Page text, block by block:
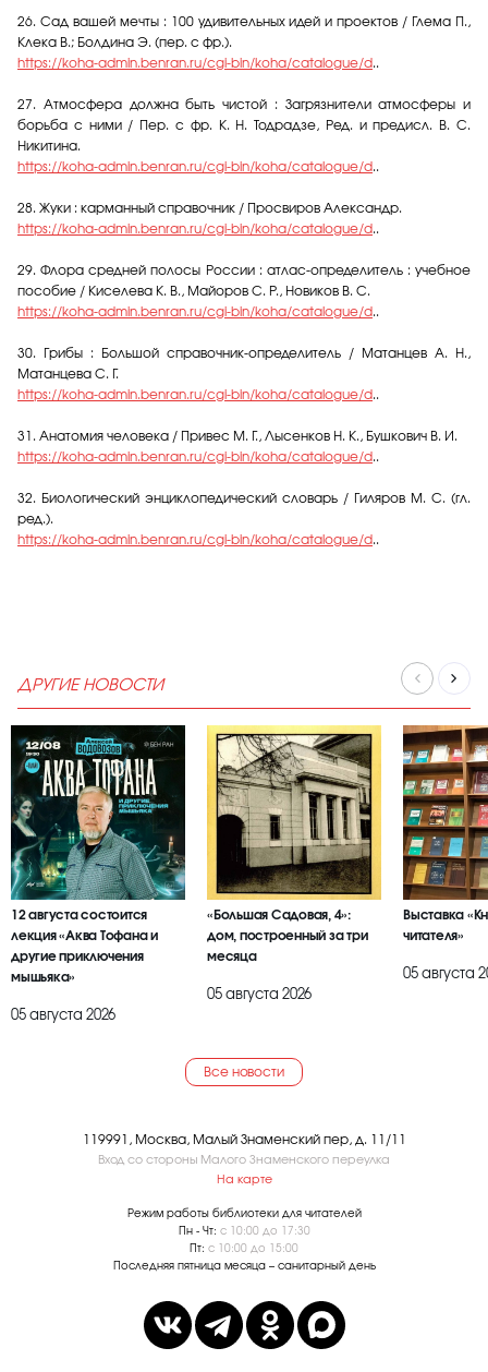
26. Сад вашей мечты : 100 удивительных идей и проектов / Глема П.,
Клека В.; Болдина Э. (пер. с фр.).
https://koha-admin.benran.ru/cgi-bin/koha/catalogue/d..
27. Атмосфера должна быть чистой : Загрязнители атмосферы и
борьба с ними / Пер. с фр. К. Н. Тодрадзе, Ред. и предисл. В. С.
Никитина.
https://koha-admin.benran.ru/cgi-bin/koha/catalogue/d..
28. Жуки : карманный справочник / Просвиров Александр.
https://koha-admin.benran.ru/cgi-bin/koha/catalogue/d..
29. Флора средней полосы России : атлас-определитель : учебное
пособие / Киселева К. В., Майоров С. Р., Новиков В. С.
https://koha-admin.benran.ru/cgi-bin/koha/catalogue/d..
30. Грибы : Большой справочник-определитель / Матанцев А. Н.,
Матанцева С. Г.
https://koha-admin.benran.ru/cgi-bin/koha/catalogue/d..
31. Анатомия человека / Привес М. Г., Лысенков Н. К., Бушкович В. И.
https://koha-admin.benran.ru/cgi-bin/koha/catalogue/d..
32. Биологический энциклопедический словарь / Гиляров М. С. (гл.
ред.).
https://koha-admin.benran.ru/cgi-bin/koha/catalogue/d..
ДРУГИЕ НОВОСТИ
12 августа состоится
лекция «Аква Тофана и
другие приключения
мышьяка»
05 августа 2026
«Большая Садовая, 4»:
дом, построенный за три
месяца
05 августа 2026
Выставка
читателя»
05 августа
Все новости
119991, Москва, Малый Знаменский пер, д. 11/11
Вход со стороны Малого Знаменского переулка
На карте
Режим работы библиотеки для читателей
Пн - Чт: с 10:00 до 17:30
Пт: с 10:00 до 15:00
Последняя пятница месяца – санитарный день